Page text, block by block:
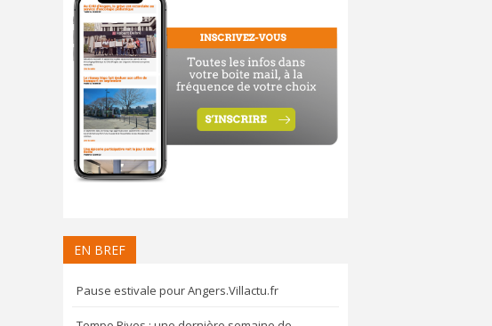
EN BREF
Pause estivale pour Angers.Villactu.fr